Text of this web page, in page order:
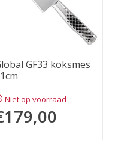
GF33 koksmes
Niet op voorraad